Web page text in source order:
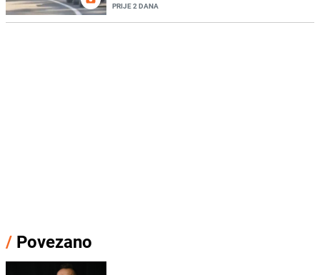
PRIJE 2 DANA
/ Povezano